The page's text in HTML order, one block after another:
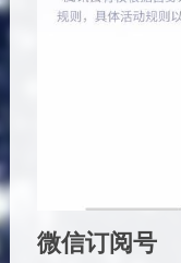
微信订阅号